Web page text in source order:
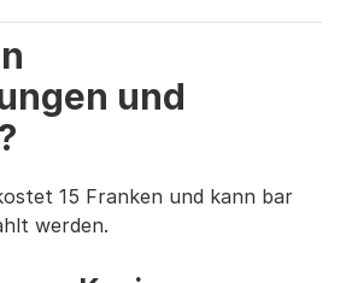
und
15 Franken und kann bar
werden.